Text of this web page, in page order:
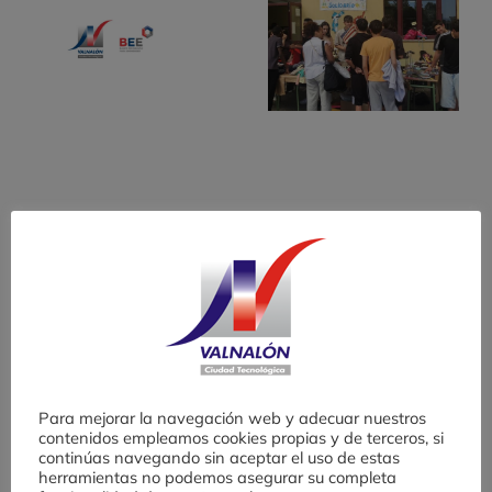
fomento de cultura
emprendedora en
Entradas recientes
de Ensayos para Emprender (BEE)
Para mejorar la navegación web y adecuar nuestros
contenidos empleamos cookies propias y de terceros, si
continúas navegando sin aceptar el uso de estas
herramientas no podemos asegurar su completa